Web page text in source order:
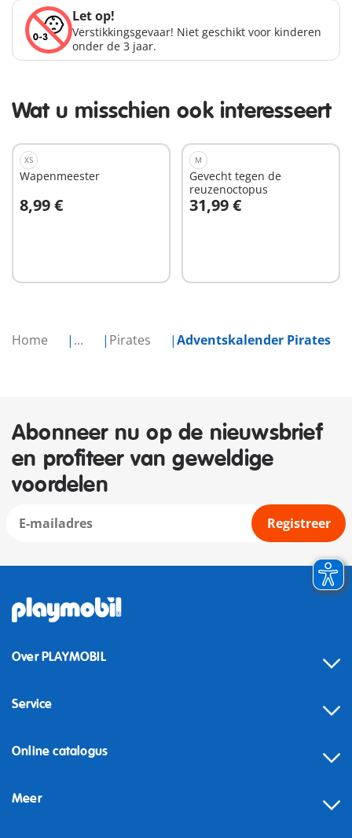
Home ... Pirates Adventskalender Pirates
Let op!
Verstikkingsgevaar! Niet geschikt voor kinderen
onder de 3 jaar.
Wat u misschien ook interesseert
XS
Wapenmeester
8,99 €
In winkelwagen
M
Gevecht tegen de
reuzenoctopus
31,99 €
In winkelwagen
Abonneer nu op de nieuwsbrief
en profiteer van geweldige
voordelen
Registreer
Over PLAYMOBIL
Service
Online catalogus
Meer